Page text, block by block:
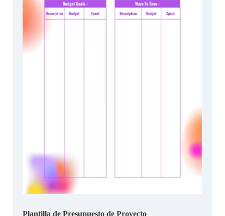
Plantilla de Presupuesto de Proyecto